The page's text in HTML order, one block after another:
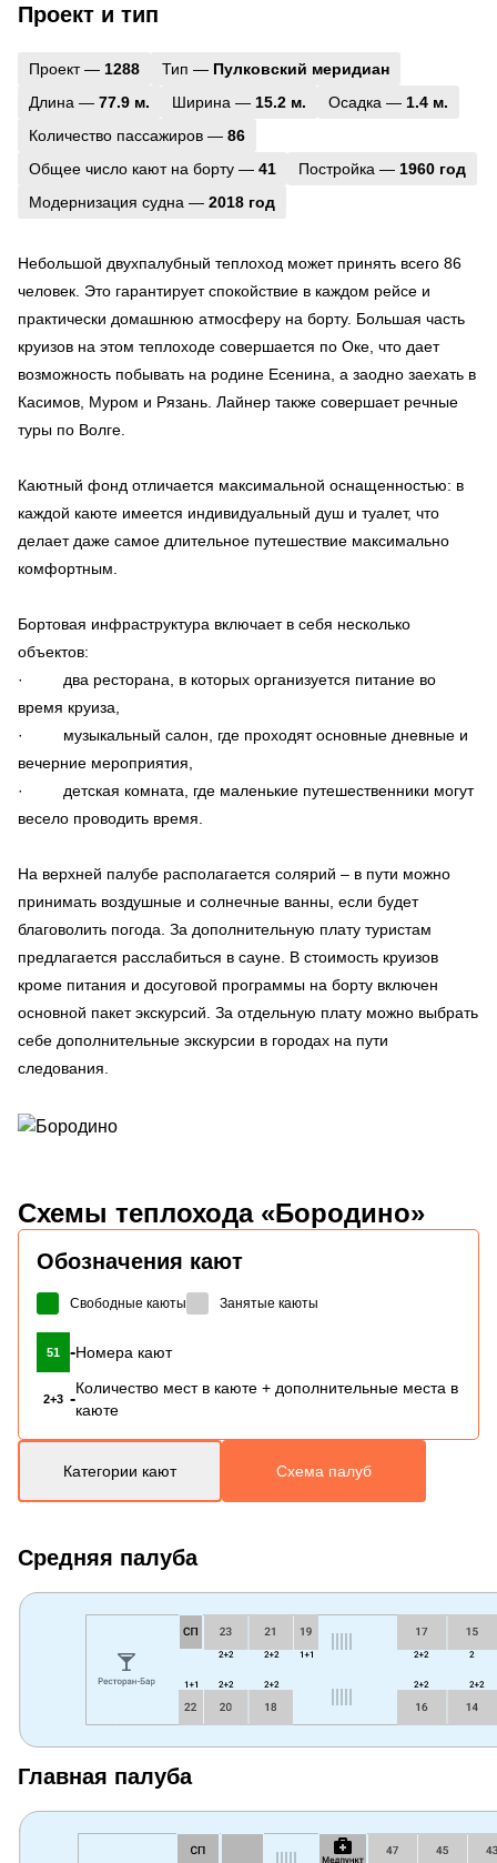
Проект и тип
Проект — 1288 Тип — Пулковский меридиан
Длина — 77.9 м. Ширина — 15.2 м. Осадка — 1.4 м.
Количество пассажиров — 86
Общее число кают на борту — 41 Постройка — 1960 год
Модернизация судна — 2018 год
Небольшой двухпалубный теплоход может принять всего 86
человек. Это гарантирует спокойствие в каждом рейсе и
практически домашнюю атмосферу на борту. Большая часть
круизов на этом теплоходе совершается по Оке, что дает
возможность побывать на родине Есенина, а заодно заехать в
Касимов, Муром и Рязань. Лайнер также совершает речные
туры по Волге.
Каютный фонд отличается максимальной оснащенностью: в
каждой каюте имеется индивидуальный душ и туалет, что
делает даже самое длительное путешествие максимально
комфортным.
Бортовая инфраструктура включает в себя несколько
объектов:
· два ресторана, в которых организуется питание во
время круиза,
· музыкальный салон, где проходят основные дневные и
вечерние мероприятия,
· детская комната, где маленькие путешественники могут
весело проводить время.
На верхней палубе располагается солярий – в пути можно
принимать воздушные и солнечные ванны, если будет
благоволить погода. За дополнительную плату туристам
предлагается расслабиться в сауне. В стоимость круизов
кроме питания и досуговой программы на борту включен
основной пакет экскурсий. За отдельную плату можно выбрать
себе дополнительные экскурсии в городах на пути
следования.
Схемы теплохода «Бородино»
Обозначения кают
Свободные каюты Занятые каюты
51 -Номера кают
2+3 -
Количество мест в каюте + дополнительные места в
каюте
Категории кают Схема палуб
Средняя палуба
Главная палуба